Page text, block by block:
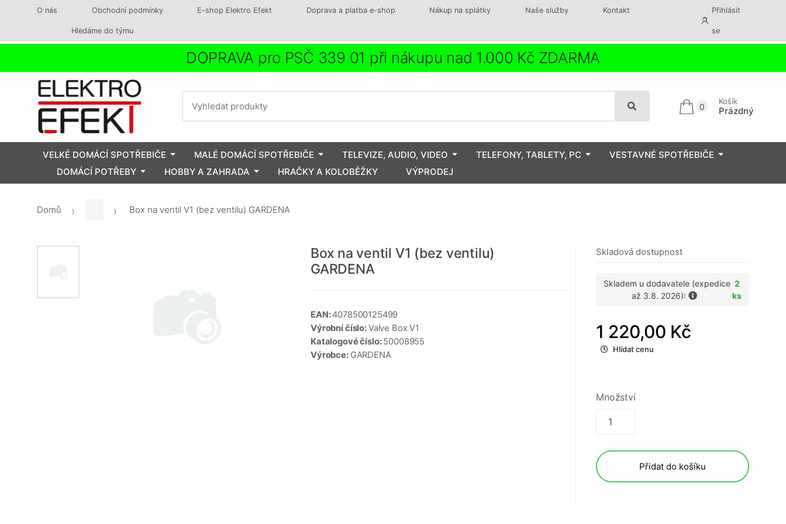
O nás Obchodní podmínky E-shop Elektro Efekt Doprava a platba e-shop Nákup na splátky Naše služby Kontakt
Hledáme do týmu
Přihlásit
se
DOPRAVA pro PSČ 339 01 při nákupu nad 1.000 Kč ZDARMA
0
Košík
Prázdný
VELKÉ DOMÁCÍ SPOTŘEBIČE MALÉ DOMÁCÍ SPOTŘEBIČE TELEVIZE, AUDIO, VIDEO TELEFONY, TABLETY, PC
VESTAVNÉ SPOTŘEBIČE
DOMÁCÍ POTŘEBY
HOBBY A ZAHRADA HRAČKY A KOLOBĚŽKY VÝPRODEJ
Domů Box na ventil V1 (bez ventilu) GARDENA
Box na ventil V1 (bez ventilu)
GARDENA
EAN:4078500125499
Výrobní číslo:Valve Box V1
Katalogové číslo:50008955
Výrobce: GARDENA
Skladová dostupnost
Skladem u dodavatele (expedice
až 3.8. 2026):
2
ks
1 220,00 Kč
Hlídat cenu
Množství
Přidat do košíku